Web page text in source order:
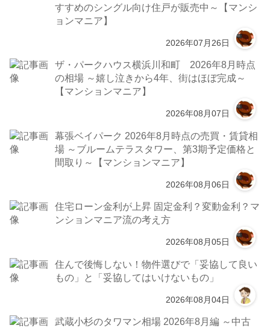
すすめのシングル向け住戸が販売中～【マンシ
ョンマニア】
2026年07月26日
ザ・パークハウス横浜川和町 2026年8月時点
の相場 ～嬉し泣きから4年、街はほぼ完成～
【マンションマニア】
2026年08月07日
幕張ベイパーク 2026年8月時点の売買・賃貸相
場 ～ブルームテラスタワー、第3期予定価格と
間取り～【マンションマニア】
2026年08月06日
住宅ローン金利が上昇 固定金利？変動金利？マ
ンションマニア流の考え方
2026年08月05日
住んで後悔しない！物件選びで「妥協して良い
もの」と「妥協してはいけないもの」
2026年08月04日
武蔵小杉のタワマン相場 2026年8月編 ～中古